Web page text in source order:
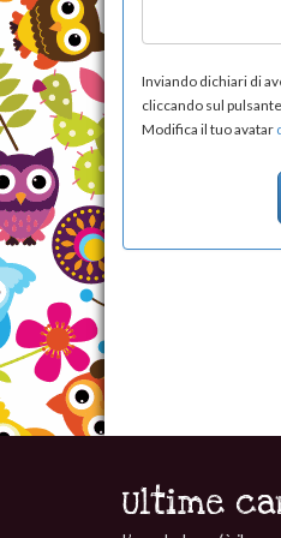
Inviando dichiari di
cliccando sul
Modifica il tuo avatar
Ultime